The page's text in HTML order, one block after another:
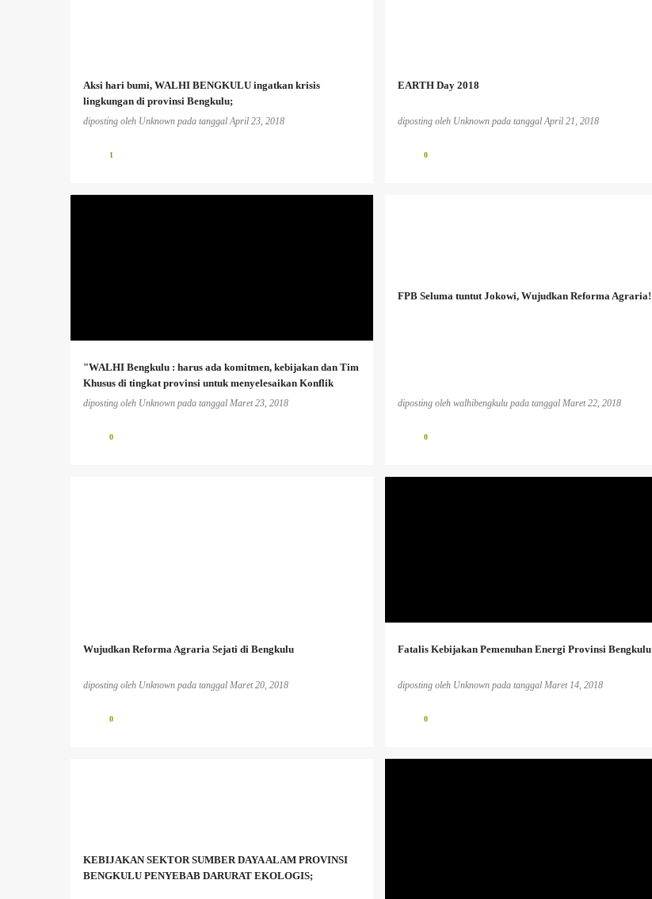
Aksi hari bumi, WALHI BENGKULU ingatkan krisis
lingkungan di provinsi Bengkulu;
diposting oleh Unknown pada tanggalApril 23, 2018
1
EARTH Day 2018
diposting oleh Unknown pada tanggalApril 21, 2018
0
"WALHI Bengkulu : harus ada komitmen, kebijakan dan Tim
Khusus di tingkat provinsi untuk menyelesaikan Konflik
Agraria'
diposting oleh Unknown pada tanggal Maret 23, 2018
0
FPB Seluma tuntut Jokowi, Wujudkan Reforma Agraria!
diposting oleh walhibengkulu pada tanggal Maret 22, 2018
0
Wujudkan Reforma Agraria Sejati di Bengkulu
diposting oleh Unknown pada tanggal Maret 20, 2018
0
Fatalis Kebijakan Pemenuhan Energi Provinsi Bengkulu
diposting oleh Unknown pada tanggal Maret 14, 2018
0
KEBIJAKAN SEKTOR SUMBER DAYA ALAM PROVINSI
BENGKULU PENYEBAB DARURAT EKOLOGIS;
PEREMPUAN DAN LINGKUNGAN HIDUP; PESISIR